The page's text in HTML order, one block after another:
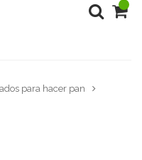
para hacer pan